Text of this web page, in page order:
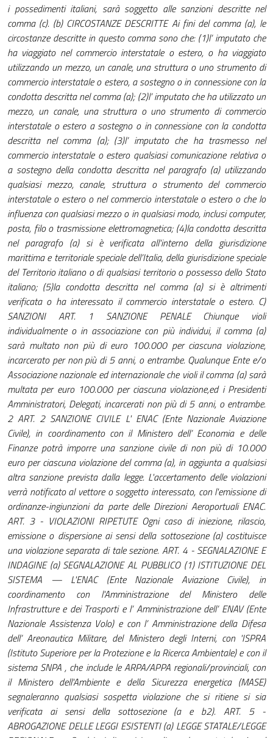
i possedimenti italiani, sarà soggetto alle sanzioni descritte nel
comma (c). (b) CIRCOSTANZE DESCRITTE Ai fini del comma (a), le
circostanze descritte in questo comma sono che: (1)l’ imputato che
ha viaggiato nel commercio interstatale o estero, o ha viaggiato
utilizzando un mezzo, un canale, una struttura o uno strumento di
commercio interstatale o estero, a sostegno o in connessione con la
condotta descritta nel comma (a); (2)l’ imputato che ha utilizzato un
mezzo, un canale, una struttura o uno strumento di commercio
interstatale o estero a sostegno o in connessione con la condotta
descritta nel comma (a); (3)l’ imputato che ha trasmesso nel
commercio interstatale o estero qualsiasi comunicazione relativa o
a sostegno della condotta descritta nel paragrafo (a) utilizzando
qualsiasi mezzo, canale, struttura o strumento del commercio
interstatale o estero o nel commercio interstatale o estero o che lo
influenza con qualsiasi mezzo o in qualsiasi modo, inclusi computer,
posta, filo o trasmissione elettromagnetica; (4)la condotta descritta
nel paragrafo (a) si è verificata all'interno della giurisdizione
marittima e territoriale speciale dell’Italia, della giurisdizione speciale
del Territorio italiano o di qualsiasi territorio o possesso dello Stato
italiano; (5)la condotta descritta nel comma (a) si è altrimenti
verificata o ha interessato il commercio interstatale o estero. C)
SANZIONI ART. 1 SANZIONE PENALE Chiunque violi
individualmente o in associazione con più individui, il comma (a)
sarà multato non più di euro 100.000 per ciascuna violazione,
incarcerato per non più di 5 anni, o entrambe. Qualunque Ente e/o
Associazione nazionale ed internazionale che violi il comma (a) sarà
multata per euro 100.000 per ciascuna violazione,ed i Presidenti
Amministratori, Delegati, incarcerati non più di 5 anni, o entrambe.
2 ART. 2 SANZIONE CIVILE L' ENAC (Ente Nazionale Aviazione
Civile), in coordinamento con il Ministero dell’ Economia e delle
Finanze potrà imporre una sanzione civile di non più di 10.000
euro per ciascuna violazione del comma (a), in aggiunta a qualsiasi
altra sanzione prevista dalla legge. L'accertamento delle violazioni
verrà notificato al vettore o soggetto interessato, con l'emissione di
ordinanze-ingiunzioni da parte delle Direzioni Aeroportuali ENAC.
ART. 3 - VIOLAZIONI RIPETUTE Ogni caso di iniezione, rilascio,
emissione o dispersione ai sensi della sottosezione (a) costituisce
una violazione separata di tale sezione. ART. 4 - SEGNALAZIONE E
INDAGINE (a) SEGNALAZIONE AL PUBBLICO (1) ISTITUZIONE DEL
SISTEMA — L'ENAC (Ente Nazionale Aviazione Civile), in
coordinamento con l'Amministrazione del Ministero delle
Infrastrutture e dei Trasporti e l’ Amministrazione dell’ ENAV (Ente
Nazionale Assistenza Volo) e con l’ Amministrazione della Difesa
dell’ Areonautica Militare, del Ministero degli Interni, con 'ISPRA
(Istituto Superiore per la Protezione e la Ricerca Ambientale) e con il
sistema SNPA , che include le ARPA/APPA regionali/provinciali, con
il Ministero dell'Ambiente e della Sicurezza energetica (MASE)
segnaleranno qualsiasi sospetta violazione che si ritiene si sia
verificata ai sensi della sottosezione (a e b2). ART. 5 -
ABROGAZIONE DELLE LEGGI ESISTENTI (a) LEGGE STATALE/LEGGE